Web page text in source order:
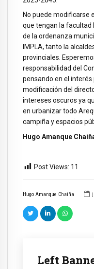
Hugo Amanque Chaiña
Left
No puede modificarse
que tengan la facultad
de la ordenanza
IMPLA, tanto la
provinciales.
responsabilidad del
pensando en el
modificación del
intereses oscuros ya
en urbanizar todo
campiña y espacios
Hugo Amanque
Post Views: 11